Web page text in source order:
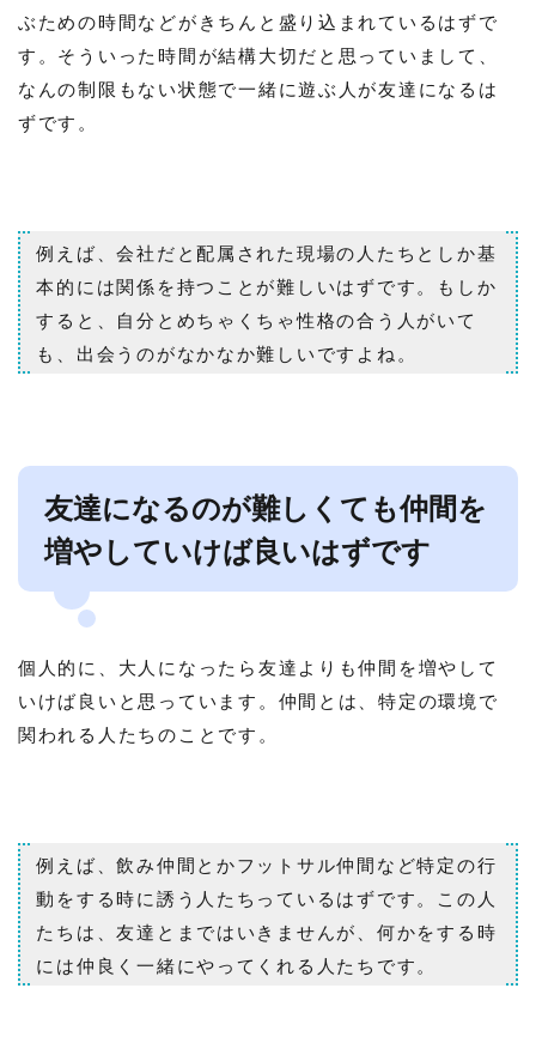
ぶための時間などがきちんと盛り込まれているはずで
す。そういった時間が結構大切だと思っていまして、
なんの制限もない状態で一緒に遊ぶ人が友達になるは
ずです。
例えば、会社だと配属された現場の人たちとしか基
本的には関係を持つことが難しいはずです。もしか
すると、自分とめちゃくちゃ性格の合う人がいて
も、出会うのがなかなか難しいですよね。
友達になるのが難しくても仲間を
増やしていけば良いはずです
個人的に、大人になったら友達よりも仲間を増やして
いけば良いと思っています。仲間とは、特定の環境で
関われる人たちのことです。
例えば、飲み仲間とかフットサル仲間など特定の行
動をする時に誘う人たちっているはずです。この人
たちは、友達とまではいきませんが、何かをする時
には仲良く一緒にやってくれる人たちです。